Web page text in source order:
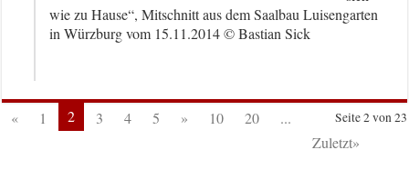
wie zu Hause“, Mitschnitt aus dem Saalbau Luisengarten
in Würzburg vom 15.11.2014 © Bastian Sick
Seite 2 von 23
« 1 2 3 4 5 » 10 20
...
Zuletzt»